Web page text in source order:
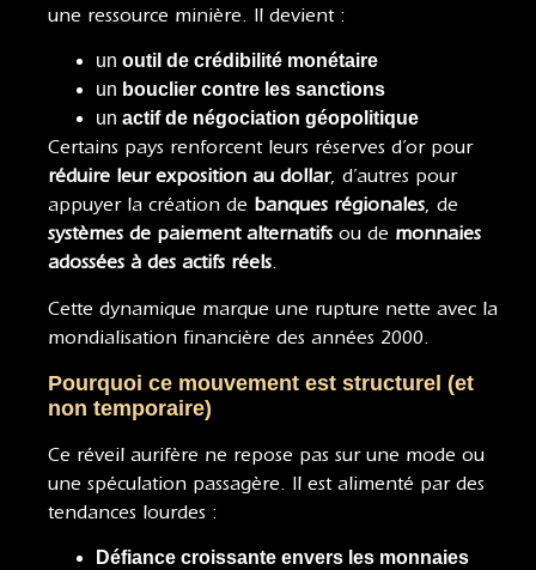
une ressource minière. Il devient :
un outil de crédibilité monétaire
un bouclier contre les sanctions
un actif de négociation géopolitique
Certains pays renforcent leurs réserves d’or pour
réduire leur exposition au dollar, d’autres pour
appuyer la création de banques régionales, de
systèmes de paiement alternatifs ou de monnaies
adossées à des actifs réels.
Cette dynamique marque une rupture nette avec la
mondialisation financière des années 2000.
Pourquoi ce mouvement est structurel (et
non temporaire)
Ce réveil aurifère ne repose pas sur une mode ou
une spéculation passagère. Il est alimenté par des
tendances lourdes :
Défiance croissante envers les monnaies